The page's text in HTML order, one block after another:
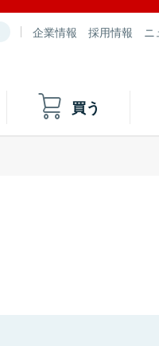
企業情報 採用情報 ニ
買う